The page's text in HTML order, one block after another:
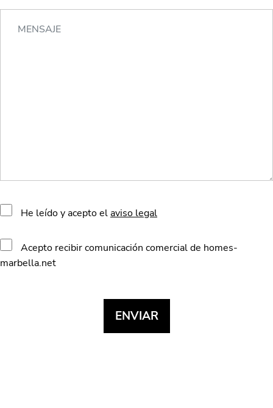
He leído y acepto elaviso legal
Acepto recibir comunicación comercial de homes-
marbella.net